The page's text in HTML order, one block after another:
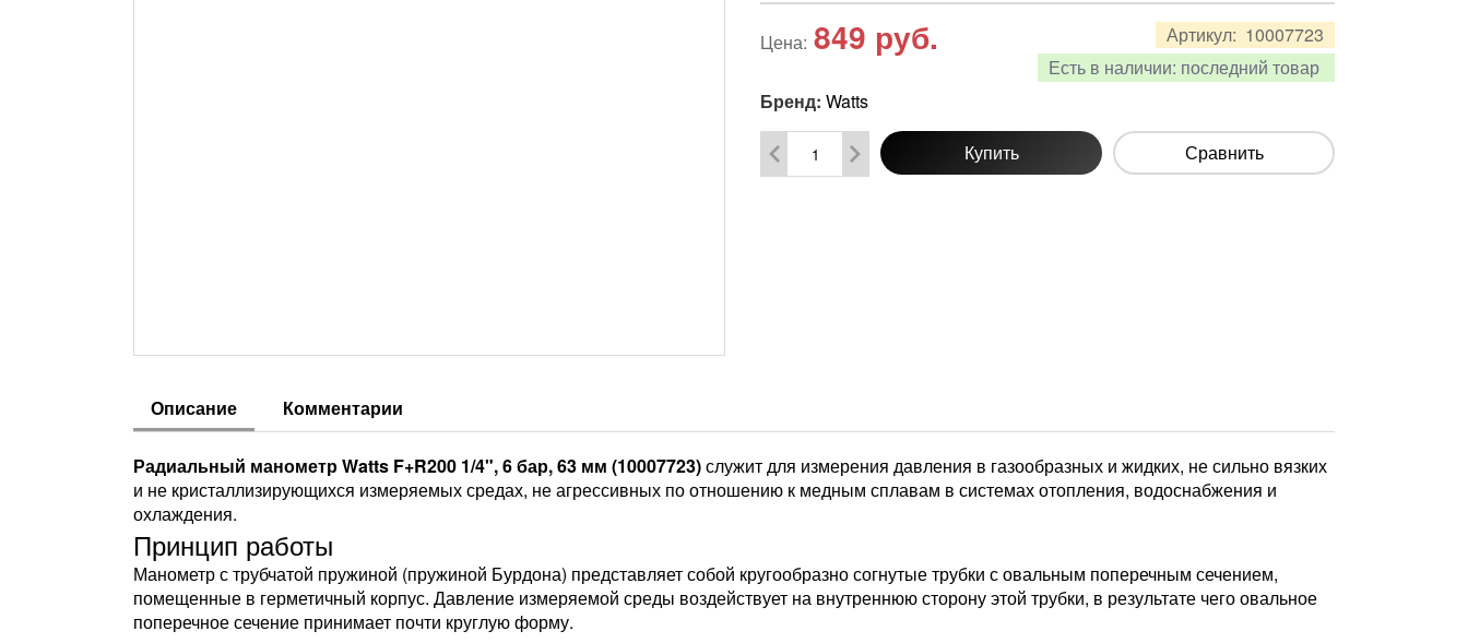
Артикул: 10007723
Есть в наличии: последний товар
Цена: 849 руб.
Бренд: Watts
Купить Сравнить
Описание Комментарии
Радиальный манометр Watts F+R200 1/4", 6 бар, 63 мм (10007723)служит для измерения давления в газообразных и жидких, не сильно вязких
и не кристаллизирующихся измеряемых средах, не агрессивных по отношению к медным сплавам в системах отопления, водоснабжения и
охлаждения.
Принцип работы
Манометр с трубчатой пружиной (пружиной Бурдона) представляет собой кругообразно согнутые трубки с овальным поперечным сечением,
помещенные в герметичный корпус. Давление измеряемой среды воздействует на внутреннюю сторону этой трубки, в результате чего овальное
поперечное сечение принимает почти круглую форму.